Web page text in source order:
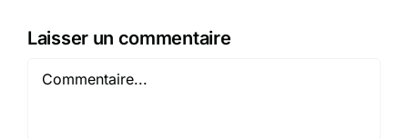
Laisser un commentaire
Commentaire